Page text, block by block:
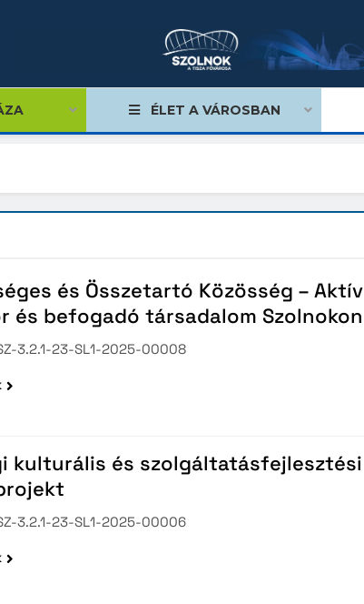
Uniós projekt
Térségi Hulladékgazdálkodási Társulás
stratégiai tervek
ÉLET A VÁROSBAN
és Összetartó Közösség – Aktív
és befogadó társadalom Szolnokon
3.2.1-23-SL1-2025-00008
kulturális és szolgáltatásfejlesztési
3.2.1-23-SL1-2025-00006